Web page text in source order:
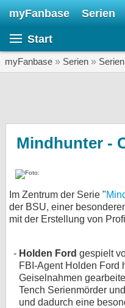
myFanbase Serien
Start
myFanbase » Serien »
Mindhunter -
Im Zentrum der Serie "
der BSU, einer
mit der Erstellung von
Holden Ford gespielt
FBI-Agent Holden Ford
Geiselnahmen
Tench Serienmörder
und dadurch eine